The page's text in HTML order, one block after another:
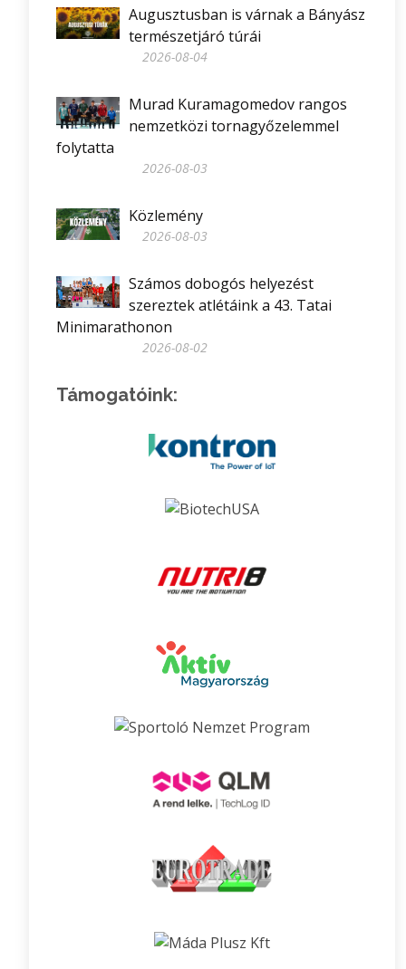
Augusztusban is várnak a Bányász
természetjáró túrái
2026-08-04
Murad Kuramagomedov rangos
nemzetközi tornagyőzelemmel
folytatta
2026-08-03
Közlemény
2026-08-03
Számos dobogós helyezést
szereztek atlétáink a 43. Tatai
Minimarathonon
2026-08-02
Támogatóink: